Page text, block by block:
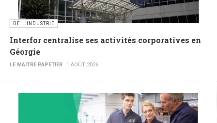
DE L’INDUSTRIE
Interfor centralise ses activités corporatives en
Géorgie
LE MAITRE PAPETIER 1 AOÛT 2026